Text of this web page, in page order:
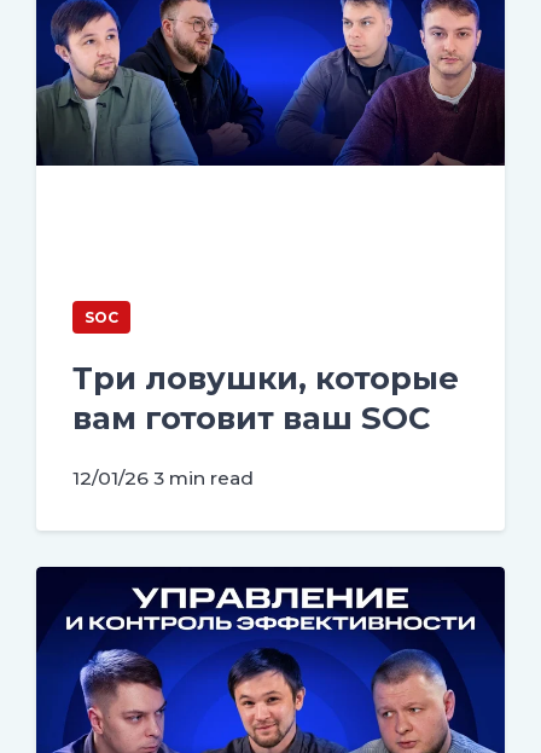
SOC
Три ловушки, которые
вам готовит ваш SOC
12/01/26 3 min read